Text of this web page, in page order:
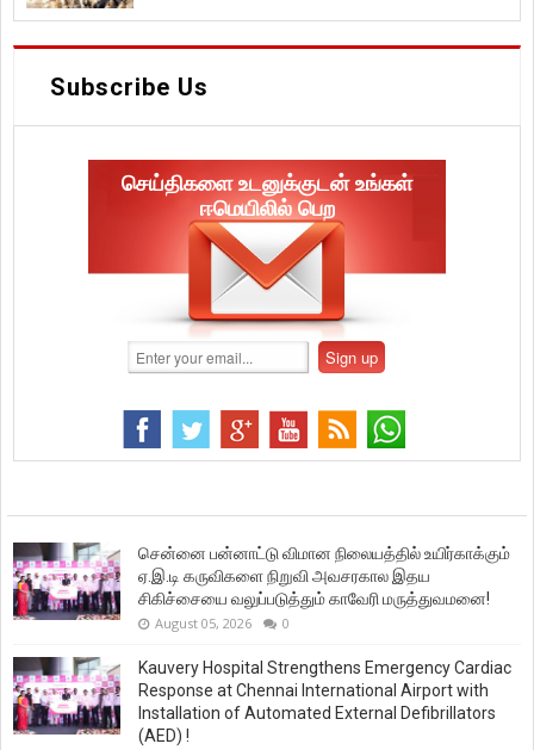
Subscribe Us
செய்திகளை உடனுக்குடன் உங்கள்
ஈமெயிலில் பெற
சென்னை பன்னாட்டு விமான நிலையத்தில் உயிர்காக்கும்
ஏ.இ.டி கருவிகளை நிறுவி அவசரகால இதய
சிகிச்சையை வலுப்படுத்தும் காவேரி மருத்துவமனை!
August 05, 2026 0
Kauvery Hospital Strengthens Emergency Cardiac
Response at Chennai International Airport with
Installation of Automated External Defibrillators
(AED) !